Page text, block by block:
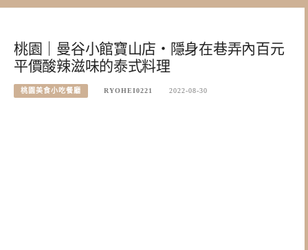
桃園｜曼谷小館寶山店・隱身在巷弄內百元
平價酸辣滋味的泰式料理
桃園美食小吃餐廳 RYOHEI0221 2022-08-30